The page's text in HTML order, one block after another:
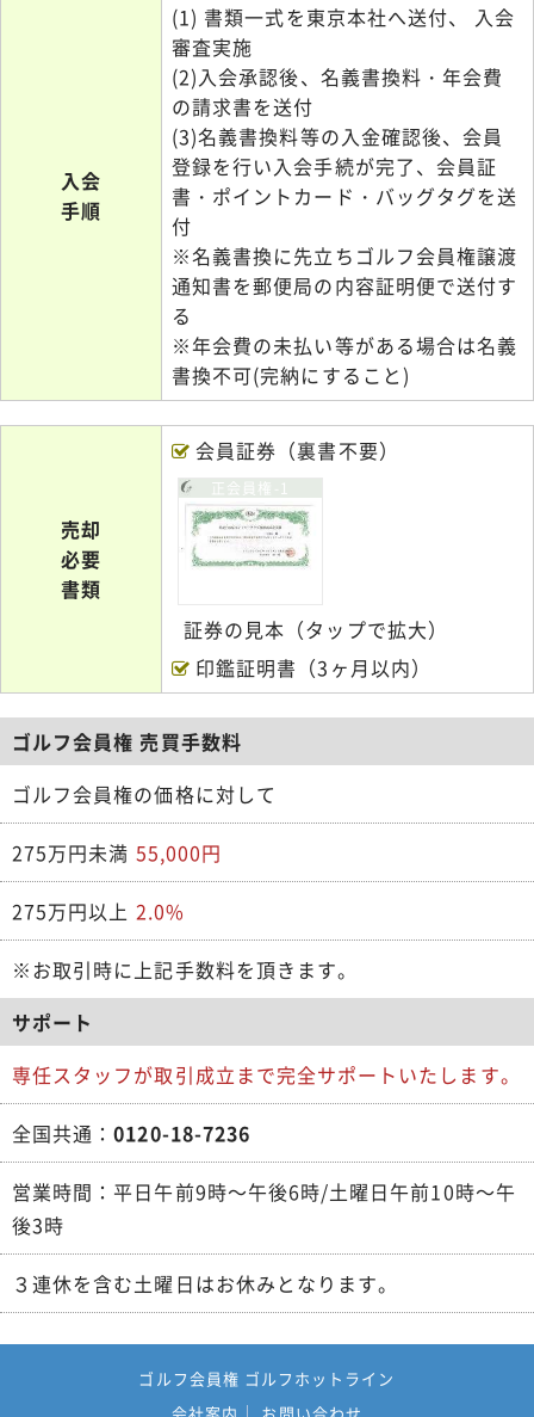
入会
手順
(1) 書類一式を東京本社へ送付、 入会
審査実施
(2)入会承認後、名義書換料・年会費
の請求書を送付
(3)名義書換料等の入金確認後、会員
登録を行い入会手続が完了、会員証
書・ポイントカード・バッグタグを送
付
※名義書換に先立ちゴルフ会員権譲渡
通知書を郵便局の内容証明便で送付す
る
※年会費の未払い等がある場合は名義
書換不可(完納にすること)
売却
必要
書類
会員証券（裏書不要）
正会員権-1
証券の見本（タップで拡大）
印鑑証明書（3ヶ月以内）
ゴルフ会員権 売買手数料
ゴルフ会員権の価格に対して
275万円未満 55,000円
275万円以上 2.0%
※お取引時に上記手数料を頂きます。
サポート
専任スタッフが取引成立まで完全サポートいたします。
全国共通：0120-18-7236
営業時間：平日午前9時～午後6時/土曜日午前10時～午
後3時
３連休を含む土曜日はお休みとなります。
ゴルフ会員権 ゴルフホットライン